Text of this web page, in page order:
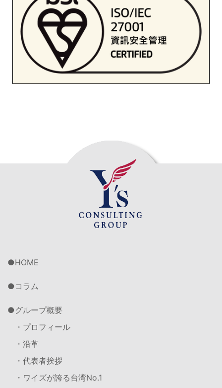
HOME
コラム
グループ概要
・プロフィール
・沿革
・代表者挨拶
・ワイズが誇る台湾No.1